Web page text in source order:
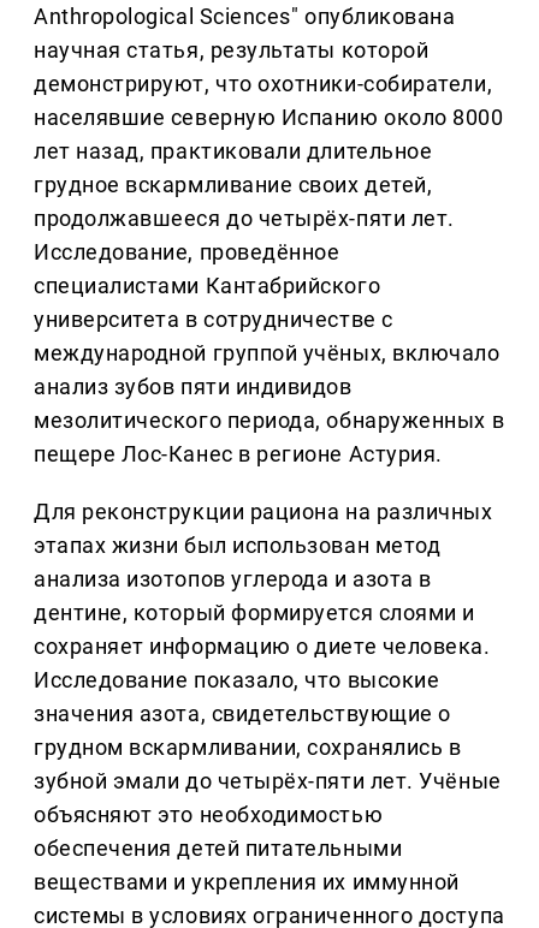
Anthropological Sciences" опубликована
научная статья, результаты которой
демонстрируют, что охотники-собиратели,
населявшие северную Испанию около 8000
лет назад, практиковали длительное
грудное вскармливание своих детей,
продолжавшееся до четырёх-пяти лет.
Исследование, проведённое
специалистами Кантабрийского
университета в сотрудничестве с
международной группой учёных, включало
анализ зубов пяти индивидов
мезолитического периода, обнаруженных в
пещере Лос-Канес в регионе Астурия.
Для реконструкции рациона на различных
этапах жизни был использован метод
анализа изотопов углерода и азота в
дентине, который формируется слоями и
сохраняет информацию о диете человека.
Исследование показало, что высокие
значения азота, свидетельствующие о
грудном вскармливании, сохранялись в
зубной эмали до четырёх-пяти лет. Учёные
объясняют это необходимостью
обеспечения детей питательными
веществами и укрепления их иммунной
системы в условиях ограниченного доступа